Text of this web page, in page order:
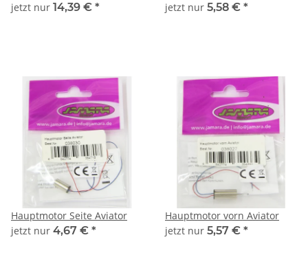
jetzt nur 14,39 € *
jetzt nur 5,58 € *
Hauptmotor Seite Aviator
jetzt nur 4,67 € *
Hauptmotor vorn Aviator
jetzt nur 5,57 € *